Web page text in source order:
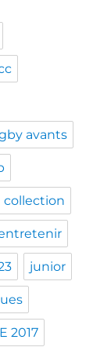
avants
collection
junior
2017